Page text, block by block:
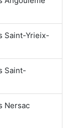
Saint-Yrieix-
Saint-
Nersac